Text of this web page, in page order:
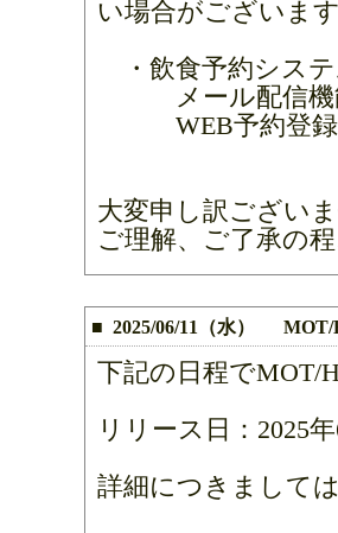
い場合がございます
・飲食予約シス
メール配信機
WEB予約登録
大変申し訳ござい
ご理解、ご了承の
■ 2025/06/11（水） MOT/
下記の日程でMOT/
リリース日：2025
詳細につきまして